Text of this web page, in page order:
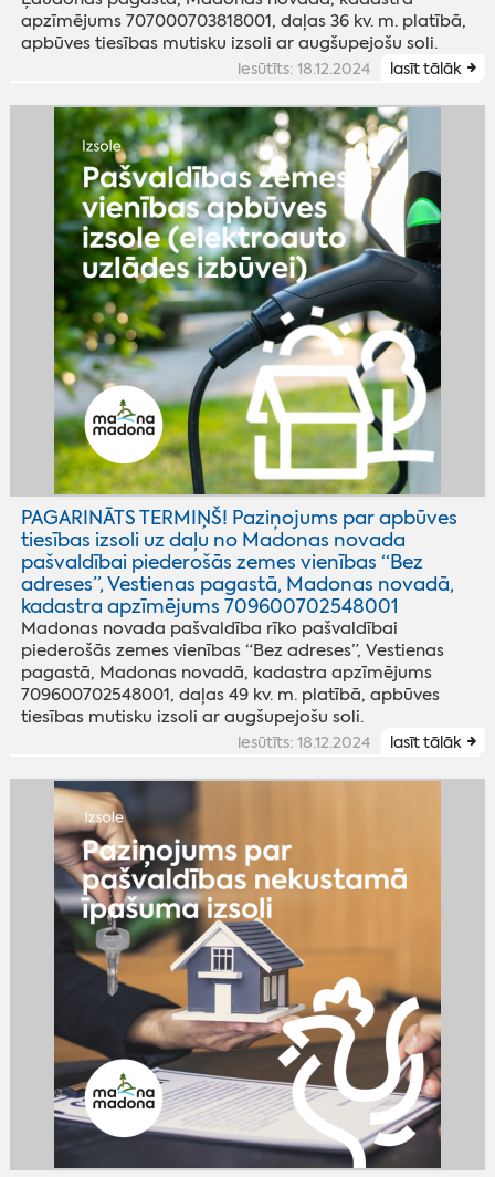
apzīmējums 707000703818001, daļas 36 kv. m. platībā,
apbūves tiesības mutisku izsoli ar augšupejošu soli.
iesūtīts: 18.12.2024 lasīt tālāk
PAGARINĀTS TERMIŅŠ! Paziņojums par apbūves
tiesības izsoli uz daļu no Madonas novada
pašvaldībai piederošās zemes vienības “Bez
adreses”, Vestienas pagastā, Madonas novadā,
kadastra apzīmējums 709600702548001
Madonas novada pašvaldība rīko pašvaldībai
piederošās zemes vienības “Bez adreses”, Vestienas
pagastā, Madonas novadā, kadastra apzīmējums
709600702548001, daļas 49 kv. m. platībā, apbūves
tiesības mutisku izsoli ar augšupejošu soli.
iesūtīts: 18.12.2024 lasīt tālāk